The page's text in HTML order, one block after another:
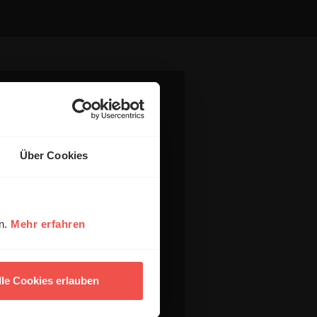
Über Cookies
Mehr erfahren
Cookies erlauben